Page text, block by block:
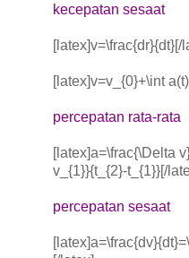
kecepatan sesaat
[latex]v=\frac{dr}{dt}[/
[latex]v=v_{0}+\int
percepatan rata-rata
[latex]a=\frac{\Delta
v_{1}}{t_{2}-t_{1}}[/
percepatan sesaat